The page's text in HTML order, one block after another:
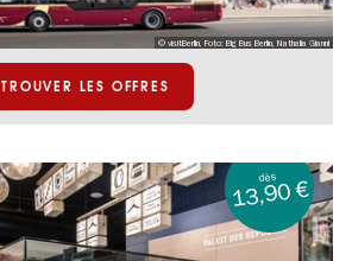
© visitBerlin, Foto: Big Bus Berlin, Nathalia Gianni
TROUVER LES OFFRES
dès
13,90 €